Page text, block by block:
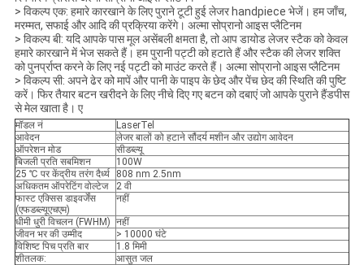
> विकल्प एक: हमारे कारखाने के लिए पुराने टूटी हुई लेजर handpiece भेजें। हम जाँच,
मरम्मत, सफाई और आदि की प्रक्रिया करेंगे। अल्मा सोप्रानो आइस प्लैटिनम
> विकल्प बी: यदि आपके पास मूल असेंबली क्षमता है, तो आप डायोड लेजर स्टैक को केवल
हमारे कारखाने में भेज सकते हैं। हम पुरानी पट्टी को हटाते हैं और स्टैक की लेजर शक्ति
को पुनर्प्राप्त करने के लिए नई पट्टी को माउंट करते हैं। अल्मा सोप्रानो आइस प्लैटिनम
> विकल्प सी: अपने ढेर को मापें और पानी के पाइप के छेद और पेंच छेद की स्थिति की पुष्टि
करें। फिर तैयार बटन खरीदने के लिए नीचे दिए गए बटन को दबाएं जो आपके पुराने हैंडपीस
से मेल खाता है। ए
मॉडल नं
LaserTel
आवेदन
लेजर बालों को हटाने सौंदर्य मशीन और उद्योग आवेदन
ऑपरेशन मोड
सीडब्ल्यू
बिजली प्रति सबमिशन
100W
25 ℃ पर केंद्रीय तरंग दैर्ध्य
808 nm 2.5nm
अधिकतम ऑपरेटिंग वोल्टेज
2 वी
फास्ट एक्सिस डाइवर्जेंस
(एफडब्ल्यूएचएम)
नहीं
धीमी धुरी विचलन (FWHM) नहीं
जीवन भर की उम्मीद
> 10000 घंटे
विशिष्ट पिच प्रति बार
1.8 मिमी
शीतलक:
आसुत जल